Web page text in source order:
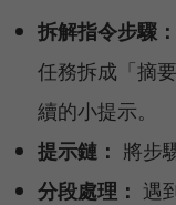
拆解指令步驟：
任務拆成「摘
續的小提示。
提示鏈： 將步
分段處理： 遇